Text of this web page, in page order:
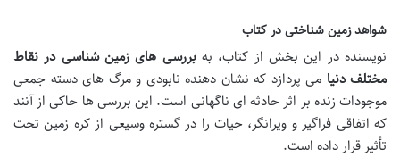
شواهد زمین شناختی در کتاب
نویسنده در این بخش از کتاب، بهبررسی های زمین شناسی در نقاط
مختلف دنیا می پردازد که نشان دهنده نابودی و مرگ های دسته جمعی
موجودات زنده بر اثر حادثه ای ناگهانی است. این بررسی ها حاکی از آنند
که اتفاقی فراگیر و ویرانگر، حیات را در گستره وسیعی از کره زمین تحت
تأثیر قرار داده است.